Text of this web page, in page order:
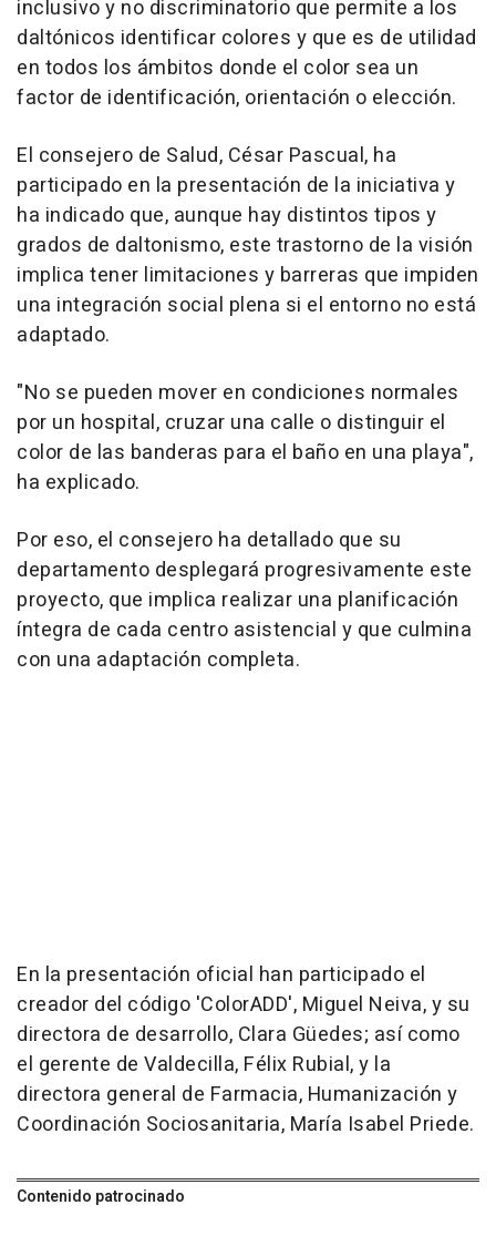
inclusivo y no discriminatorio que permite a los
daltónicos identificar colores y que es de utilidad
en todos los ámbitos donde el color sea un
factor de identificación, orientación o elección.
El consejero de Salud, César Pascual, ha
participado en la presentación de la iniciativa y
ha indicado que, aunque hay distintos tipos y
grados de daltonismo, este trastorno de la visión
implica tener limitaciones y barreras que impiden
una integración social plena si el entorno no está
adaptado.
"No se pueden mover en condiciones normales
por un hospital, cruzar una calle o distinguir el
color de las banderas para el baño en una playa",
ha explicado.
Por eso, el consejero ha detallado que su
departamento desplegará progresivamente este
proyecto, que implica realizar una planificación
íntegra de cada centro asistencial y que culmina
con una adaptación completa.
En la presentación oficial han participado el
creador del código 'ColorADD', Miguel Neiva, y su
directora de desarrollo, Clara Güedes; así como
el gerente de Valdecilla, Félix Rubial, y la
directora general de Farmacia, Humanización y
Coordinación Sociosanitaria, María Isabel Priede.
Contenido patrocinado